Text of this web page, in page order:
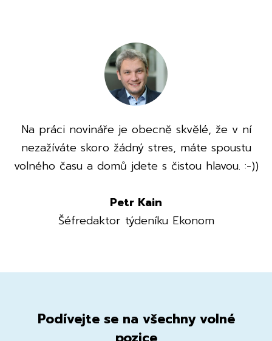
Na práci novináře je obecně skvělé, že v ní
nezažíváte skoro žádný stres, máte spoustu
volného času a domů jdete s čistou hlavou. :-))
Petr Kain
Šéfredaktor týdeníku Ekonom
Podívejte se na všechny volné